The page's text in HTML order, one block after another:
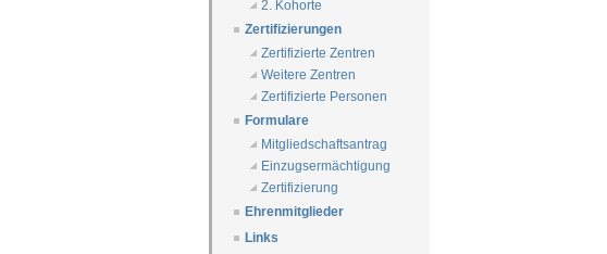
2. Kohorte
Zertifizierungen
Zertifizierte Zentren
Weitere Zentren
Zertifizierte Personen
Formulare
Mitgliedschaftsantrag
Einzugsermächtigung
Zertifizierung
Ehrenmitglieder
Links